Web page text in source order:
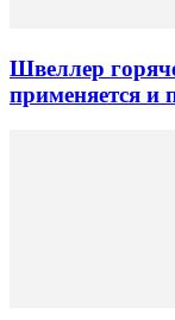
Швеллер
применяется и